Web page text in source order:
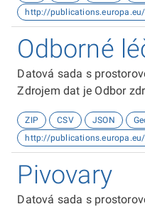
http://
Odborné
Datová sada s
Zdrojem dat je Odbor
ZIP CSV JSON
http://
Pivovary
Datová sada s